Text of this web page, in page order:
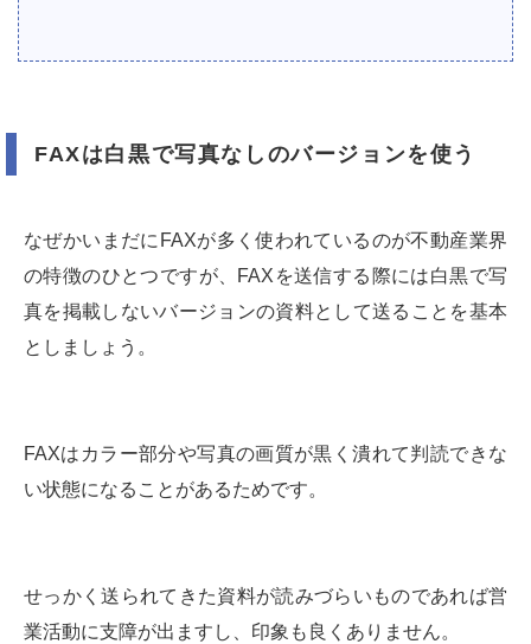
FAXは白黒で写真なしのバージョンを使う
なぜかいまだにFAXが多く使われているのが不動産業界
の特徴のひとつですが、FAXを送信する際には白黒で写
真を掲載しないバージョンの資料として送ることを基本
としましょう。
FAXはカラー部分や写真の画質が黒く潰れて判読できな
い状態になることがあるためです。
せっかく送られてきた資料が読みづらいものであれば営
業活動に支障が出ますし、印象も良くありません。